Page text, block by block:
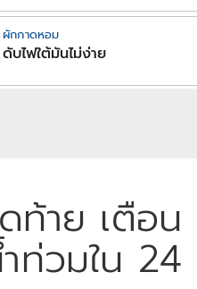
ผักกาดหอม
ดับไฟใต้มันไม่ง่าย
ท้าย เตือ
วมใน 24